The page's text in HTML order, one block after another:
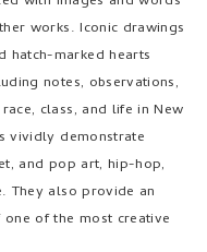
hatch-marked hearts
notes, observations,
class, and life in New
vividly demonstrate
and pop art, hip-hop,
They also provide an
of the most creative